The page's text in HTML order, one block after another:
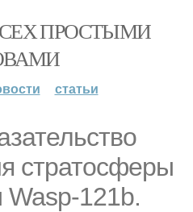
ПРОСТЫМИ
статьи
стратосферы
Wasp-121b.